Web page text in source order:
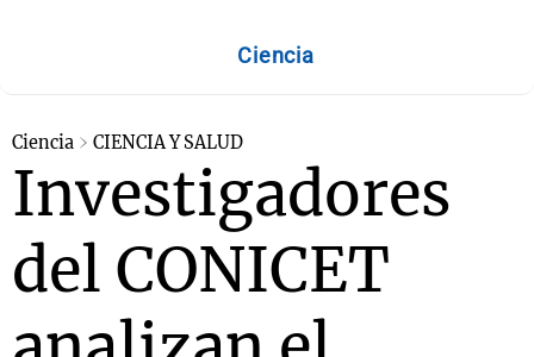
Ciencia
Ciencia CIENCIA Y SALUD
Investigadores
del CONICET